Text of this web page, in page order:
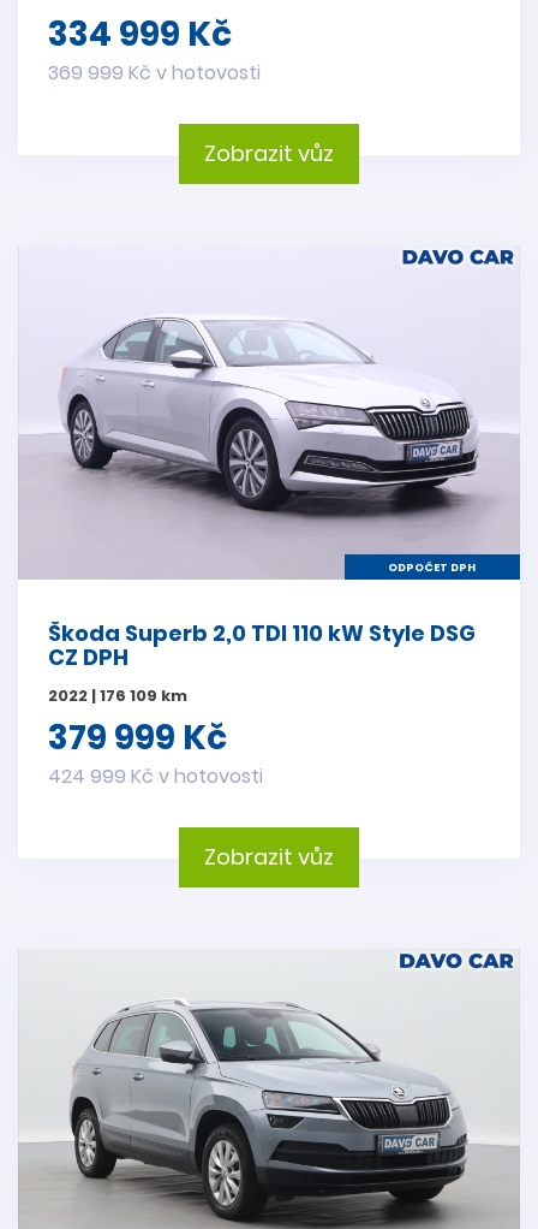
334 999 Kč
369 999 Kč v hotovosti
Zobrazit vůz
ODPOČET DPH
Škoda Superb 2,0 TDI 110 kW Style DSG
CZ DPH
2022 | 176 109 km
379 999 Kč
424 999 Kč v hotovosti
Zobrazit vůz